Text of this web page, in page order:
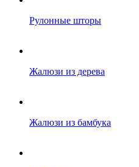
Рулонные шторы
Жалюзи из дерева
Жалюзи из бамбука